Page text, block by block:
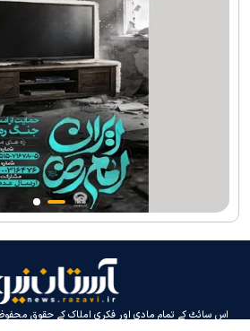
اس سائٹ کے تمام مادی اور فکری املاک کے حقوق محفوظ